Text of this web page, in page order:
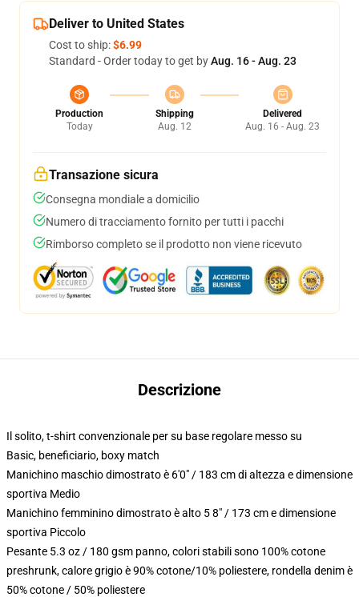
Deliver to United States
Cost to ship:$6.99
Standard - Order today to get byAug. 16 - Aug. 23
Production
Today
Shipping
Aug. 12
Delivered
Aug. 16 - Aug. 23
Transazione sicura
Consegna mondiale a domicilio
Numero di tracciamento fornito per tutti i pacchi
Rimborso completo se il prodotto non viene ricevuto
Descrizione
Il solito, t-shirt convenzionale per su base regolare messo su
Basic, beneficiario, boxy match
Manichino maschio dimostrato è 6'0" / 183 cm di altezza e dimensione
sportiva Medio
Manichino femminino dimostrato è alto 5 8" / 173 cm e dimensione
sportiva Piccolo
Pesante 5.3 oz / 180 gsm panno, colori stabili sono 100% cotone
preshrunk, calore grigio è 90% cotone/10% poliestere, rondella denim è
50% cotone / 50% poliestere